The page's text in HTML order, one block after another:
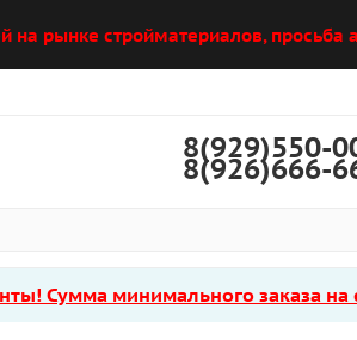
рынке стройматериалов,
8(929)550-
8(926)666-
Сумма минимального заказа на